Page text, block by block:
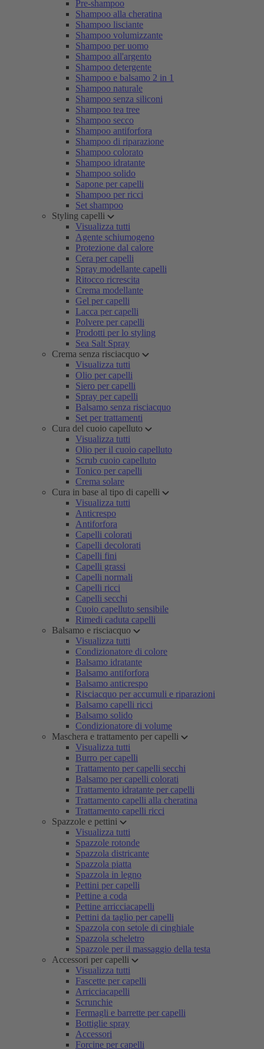
Pre-shampoo
Shampoo alla cheratina
Shampoo lisciante
Shampoo volumizzante
Shampoo per uomo
Shampoo all'argento
Shampoo detergente
Shampoo e balsamo 2 in 1
Shampoo naturale
Shampoo senza siliconi
Shampoo tea tree
Shampoo secco
Shampoo antiforfora
Shampoo di riparazione
Shampoo colorato
Shampoo idratante
Shampoo solido
Sapone per capelli
Shampoo per ricci
Set shampoo
Styling capelli
Visualizza tutti
Agente schiumogeno
Protezione dal calore
Cera per capelli
Spray modellante capelli
Ritocco ricrescita
Crema modellante
Gel per capelli
Lacca per capelli
Polvere per capelli
Prodotti per lo styling
Sea Salt Spray
Crema senza risciacquo
Visualizza tutti
Olio per capelli
Siero per capelli
Spray per capelli
Balsamo senza risciacquo
Set per trattamenti
Cura del cuoio capelluto
Visualizza tutti
Olio per il cuoio capelluto
Scrub cuoio capelluto
Tonico per capelli
Crema solare
Cura in base al tipo di capelli
Visualizza tutti
Anticrespo
Antiforfora
Capelli colorati
Capelli decolorati
Capelli fini
Capelli grassi
Capelli normali
Capelli ricci
Capelli secchi
Cuoio capelluto sensibile
Rimedi caduta capelli
Balsamo e risciacquo
Visualizza tutti
Condizionatore di colore
Balsamo idratante
Balsamo antiforfora
Balsamo anticrespo
Risciacquo per accumuli e riparazioni
Balsamo capelli ricci
Balsamo solido
Condizionatore di volume
Maschera e trattamento per capelli
Visualizza tutti
Burro per capelli
Trattamento per capelli secchi
Balsamo per capelli colorati
Trattamento idratante per capelli
Trattamento capelli alla cheratina
Trattamento capelli ricci
Spazzole e pettini
Visualizza tutti
Spazzole rotonde
Spazzola districante
Spazzola piatta
Spazzola in legno
Pettini per capelli
Pettine a coda
Pettine arricciacapelli
Pettini da taglio per capelli
Spazzola con setole di cinghiale
Spazzola scheletro
Spazzole per il massaggio della testa
Accessori per capelli
Visualizza tutti
Fascette per capelli
Arricciacapelli
Scrunchie
Fermagli e barrette per capelli
Bottiglie spray
Accessori
Forcine per capelli